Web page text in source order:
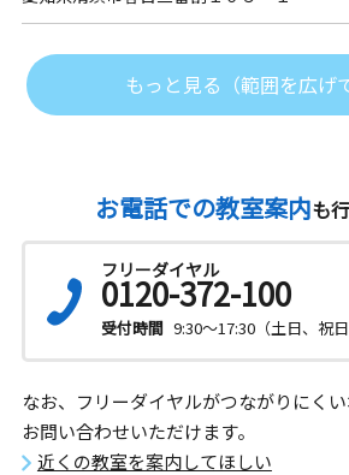
もっと見る（範囲を広げ
お電話での教室案内も
フリーダイヤル
0120-372-100
受付時間 9:30～17:30（土日、祝日
なお、フリーダイヤルがつながりにく
お問い合わせいただけます。
近くの教室を案内してほしい